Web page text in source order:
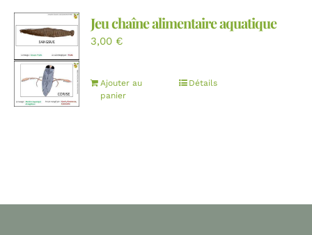
Jeu chaîne alimentaire aquatique
3,00 €
Ajouter au
panier
Détails